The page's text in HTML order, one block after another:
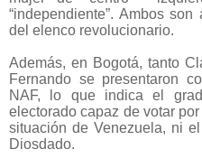
“independiente”. Ambos
del elenco revolucionario.
Además, en Bogotá, tanto
Fernando se presentaron
NAF, lo que indica el
electorado capaz de votar
situación de Venezuela, ni
Diosdado.